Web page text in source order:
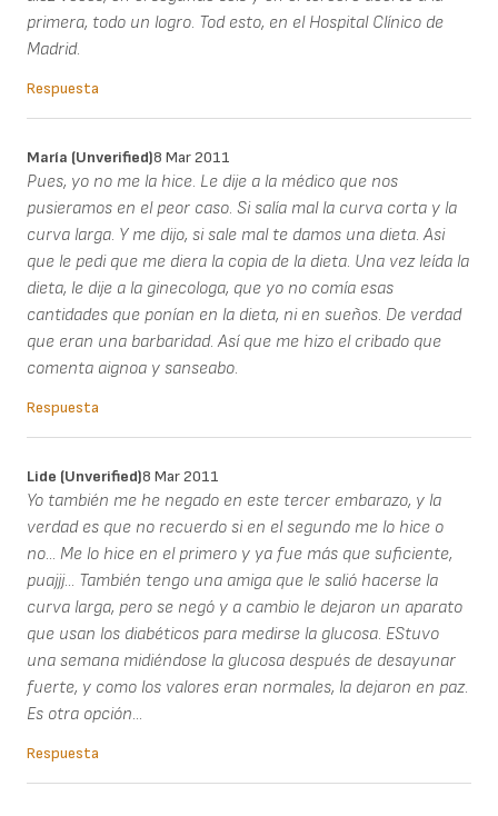
primera, todo un logro. Tod esto, en el Hospital Clínico de
Madrid.
Respuesta
María (unverified)8 Mar 2011
Pues, yo no me la hice. Le dije a la médico que nos
pusieramos en el peor caso. Si salía mal la curva corta y la
curva larga. Y me dijo, si sale mal te damos una dieta. Asi
que le pedi que me diera la copia de la dieta. Una vez leída la
dieta, le dije a la ginecologa, que yo no comía esas
cantidades que ponían en la dieta, ni en sueños. De verdad
que eran una barbaridad. Así que me hizo el cribado que
comenta aignoa y sanseabo.
Respuesta
Lide (unverified)8 Mar 2011
Yo también me he negado en este tercer embarazo, y la
verdad es que no recuerdo si en el segundo me lo hice o
no... Me lo hice en el primero y ya fue más que suficiente,
puajjj... También tengo una amiga que le salió hacerse la
curva larga, pero se negó y a cambio le dejaron un aparato
que usan los diabéticos para medirse la glucosa. EStuvo
una semana midiéndose la glucosa después de desayunar
fuerte, y como los valores eran normales, la dejaron en paz.
Es otra opción...
Respuesta